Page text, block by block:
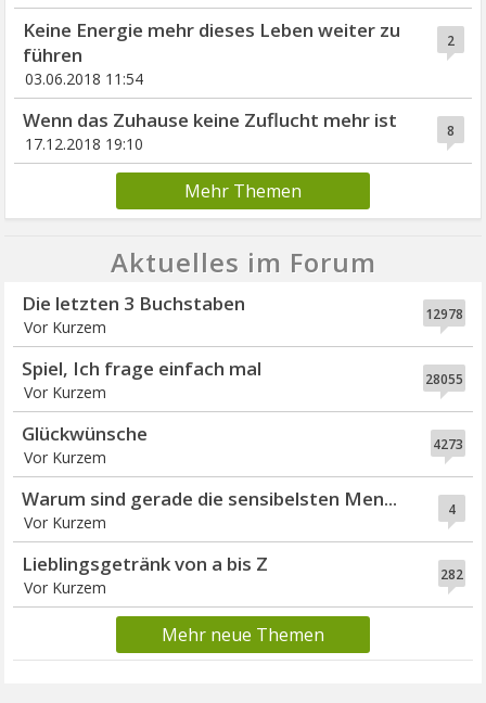
2
Keine Energie mehr dieses Leben weiter zu
führen
03.06.2018 11:54
8
Wenn das Zuhause keine Zuflucht mehr ist
17.12.2018 19:10
Mehr Themen
Aktuelles im Forum
12978
Die letzten 3 Buchstaben
Vor Kurzem
28055
Spiel, Ich frage einfach mal
Vor Kurzem
4273
Glückwünsche
Vor Kurzem
4
Warum sind gerade die sensibelsten Men...
Vor Kurzem
282
Lieblingsgetränk von a bis Z
Vor Kurzem
Mehr neue Themen